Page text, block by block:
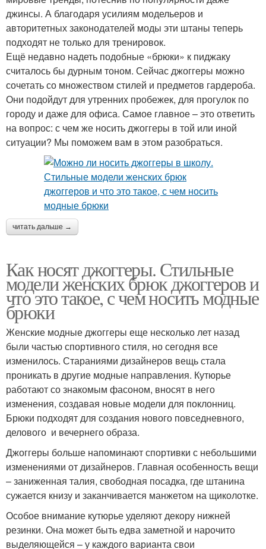
джинсы. А благодаря усилиям модельеров и
авторитетных законодателей моды эти штаны теперь
подходят не только для тренировок.
Ещё недавно надеть подобные «брюки» к пиджаку
считалось бы дурным тоном. Сейчас джоггеры можно
сочетать со множеством стилей и предметов гардероба.
Они подойдут для утренних пробежек, для прогулок по
городу и даже для офиса. Самое главное – это ответить
на вопрос: с чем же носить джоггеры в той или иной
ситуации? Мы поможем вам в этом разобраться.
читать дальше →
Как носят джоггеры. Стильные
модели женских брюк джоггеров и
что это такое, с чем носить модные
брюки
Женские модные джоггеры еще несколько лет назад
были частью спортивного стиля, но сегодня все
изменилось. Стараниями дизайнеров вещь стала
проникать в другие модные направления. Кутюрье
работают со знакомым фасоном, вносят в него
изменения, создавая новые модели для поклонниц.
Брюки подходят для создания нового повседневного,
делового и вечернего образа.
Джоггеры больше напоминают спортивки с небольшими
изменениями от дизайнеров. Главная особенность вещи
– заниженная талия, свободная посадка, где штанина
сужается книзу и заканчивается манжетом на щиколотке.
Особое внимание кутюрье уделяют декору нижней
резинки. Она может быть едва заметной и нарочито
выделяющейся – у каждого варианта свои